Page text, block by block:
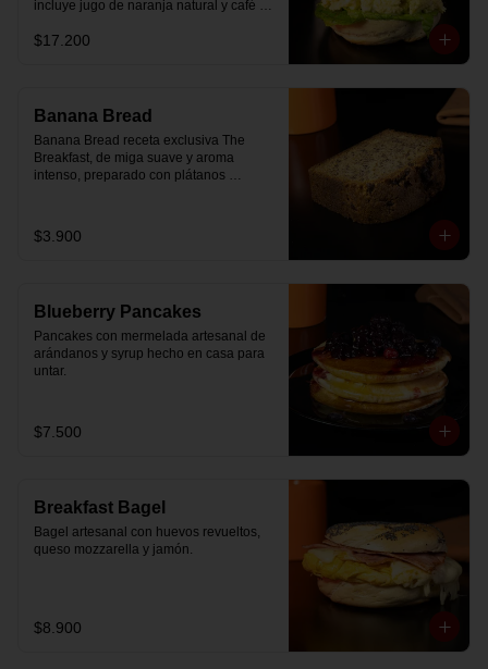
incluye jugo de naranja natural y café o
$17.200
Banana Bread
Banana Bread receta exclusiva The
Breakfast, de miga suave y aroma
intenso, preparado con plátanos
$3.900
Blueberry Pancakes
Pancakes con mermelada artesanal de
arándanos y syrup hecho en casa para
untar.
$7.500
Breakfast Bagel
Bagel artesanal con huevos revueltos,
queso mozzarella y jamón.
$8.900